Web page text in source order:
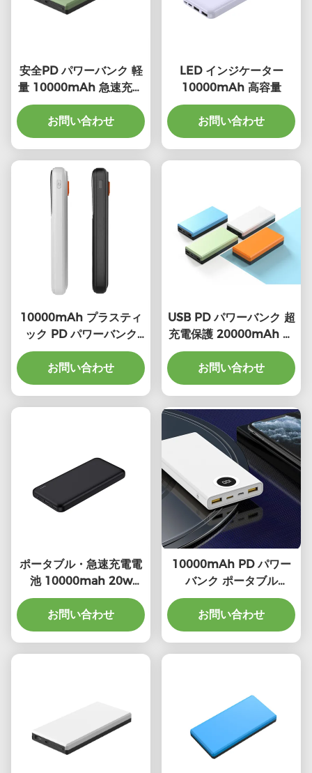
安全PD パワーバンク 軽
量 10000mAh 急速充電
パワーバンク充電
お問い合わせ
LED インジケーター
10000mAh 高容量
お問い合わせ
10000mAh プラスティ
ック PD パワーバンク
LED インジケーター ユ
ニバーサル 急速充電
お問い合わせ
USB PD パワーバンク 超
充電保護 20000mAh ス
マートフォン パワーバン
ク
お問い合わせ
ポータブル・急速充電電
池 10000mah 20w
22.5w コンパクトデバイ
ス
お問い合わせ
10000mAh PD パワー
バンク ポータブル
22.5W PD バッテリーパ
ック 宣伝プレゼント
お問い合わせ